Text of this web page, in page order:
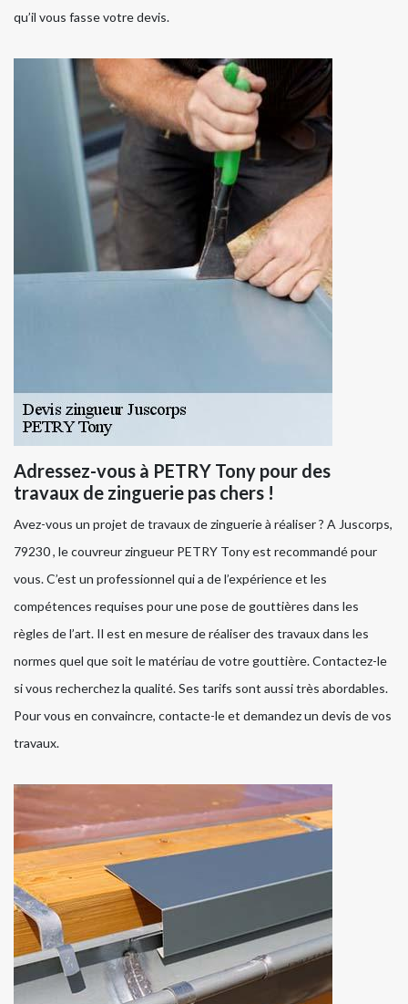
qu’il vous fasse votre devis.
Adressez-vous à PETRY Tony pour des
travaux de zinguerie pas chers !
Avez-vous un projet de travaux de zinguerie à réaliser ? A Juscorps,
79230 , le couvreur zingueur PETRY Tony est recommandé pour
vous. C’est un professionnel qui a de l’expérience et les
compétences requises pour une pose de gouttières dans les
règles de l’art. Il est en mesure de réaliser des travaux dans les
normes quel que soit le matériau de votre gouttière. Contactez-le
si vous recherchez la qualité. Ses tarifs sont aussi très abordables.
Pour vous en convaincre, contacte-le et demandez un devis de vos
travaux.